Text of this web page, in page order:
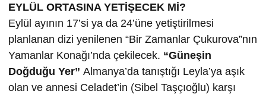
EYLÜL ORTASINA YETİŞECEK Mİ?
Eylül ayının 17’si ya da 24’üne yetiştirilmesi
planlanan dizi yenilenen “Bir Zamanlar Çukurova”nın
Yamanlar Konağı’nda çekilecek. “Güneşin
Doğduğu Yer” Almanya’da tanıştığı Leyla’ya aşık
olan ve annesi Celadet’in (Sibel Taşçıoğlu) karşı